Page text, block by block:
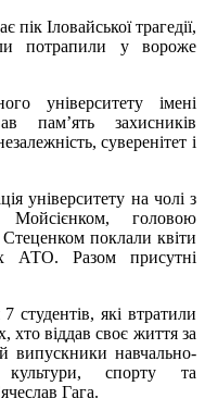
Іловайської трагедії,
потрапили у вороже
університету імені
пам’ять захисників
суверенітет і
університету на чолі з
головою
поклали квіти
АТО. Разом присутні
студентів, які втратили
віддав своє життя за
й випускники навчально-
культури, спорту та
Гага.